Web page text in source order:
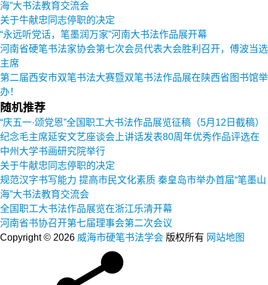
海”大书法教育交流会
关于牛献忠同志停职的决定
“永远听党话，笔墨润万家”河南大书法作品展开幕
河南省硬笔书法家协会第七次会员代表大会胜利召开，傅波当选
主席
第二届西安市双笔书法大赛暨双笔书法作品展在陕西省图书馆举
办！
随机推荐
“庆五一·颂党恩”全国职工大书法作品展览征稿（5月12日截稿）
纪念毛主席延安文艺座谈会上讲话发表80周年优秀作品评选在
中州大学书画研究院举行
关于牛献忠同志停职的决定
规范汉字书写能力 提高市民文化素质 秦皇岛市举办首届“笔墨山
海”大书法教育交流会
全国职工大书法作品展览在浙江乐清开幕
河南省书协召开第七届理事会第二次会议
Copyright © 2026 威海市硬笔书法学会 版权所有 网站地图